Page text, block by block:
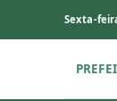
Sexta-